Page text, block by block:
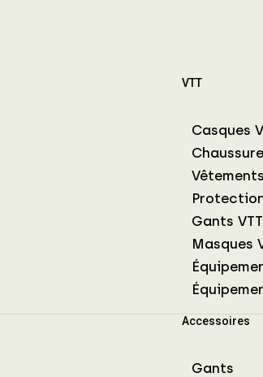
VTT
Casques
Gants VTT
Masques
Accessoires
Gants